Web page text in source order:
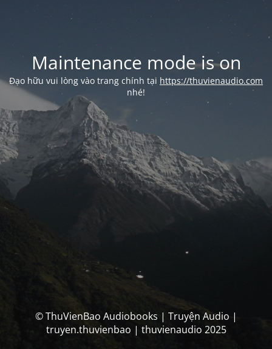
Maintenance mode is on
Đạo hữu vui lòng vào trang chính tại https://thuvienaudio.com
nhé!
© ThuVienBao Audiobooks | Truyện Audio |
truyen.thuvienbao | thuvienaudio 2025